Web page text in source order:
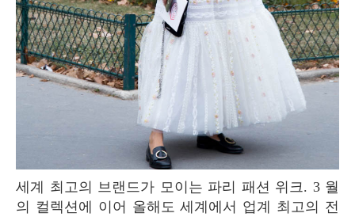
세계 최고의 브랜드가 모이는 파리 패션 위크. 3 월
의 컬렉션에 이어 올해도 세계에서 업계 최고의 전